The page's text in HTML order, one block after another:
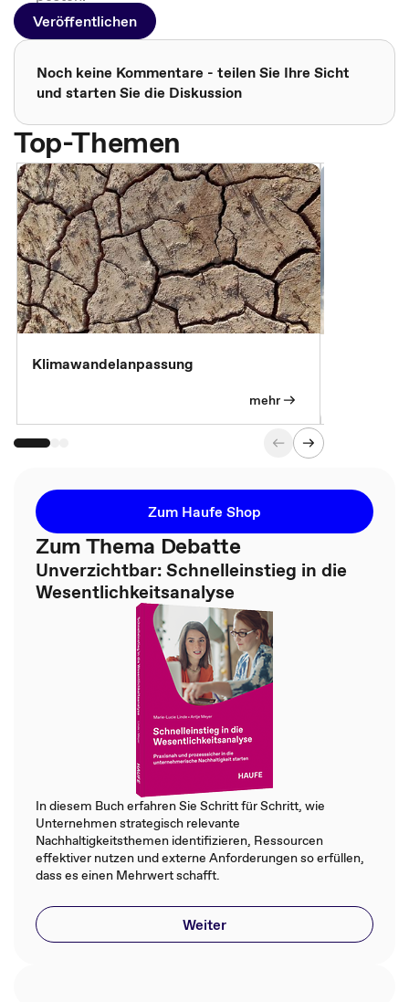
Veröffentlichen
Noch keine Kommentare - teilen Sie Ihre Sicht
und starten Sie die Diskussion
Top-Themen
Klimawandelanpassung
mehr
Zum Haufe Shop
Zum Thema Debatte
Unverzichtbar: Schnelleinstieg in die
Wesentlichkeitsanalyse
In diesem Buch erfahren Sie Schritt für Schritt, wie
Unternehmen strategisch relevante
Nachhaltigkeitsthemen identifizieren, Ressourcen
effektiver nutzen und externe Anforderungen so erfüllen,
dass es einen Mehrwert schafft.
Weiter